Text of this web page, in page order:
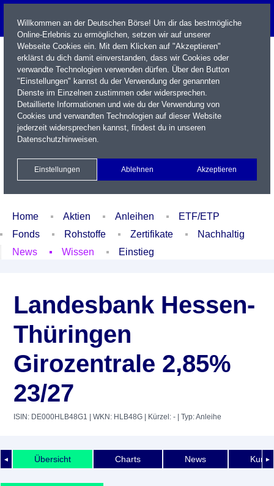
Name / WKN / ISIN / Kürzel
Xetra Realtime
Watchlist Portfolio Login
Home Aktien Anleihen
ETF/ETP
Fonds
Rohstoffe Zertifikate
Nachhaltig
News
Wissen Einstieg
Landesbank Hessen-
Thüringen
Girozentrale 2,85%
23/27
ISIN: DE000HLB48G1 | WKN: HLB48G | Kürzel: - | Typ: Anleihe
◄ ►
Übersicht Charts News
Willkommen an der Deutschen Börse! Um dir das bestmögliche
Online-Erlebnis zu ermöglichen, setzen wir auf unserer
Webseite Cookies ein. Mit dem Klicken auf "Akzeptieren"
erklärst du dich damit einverstanden, dass wir Cookies oder
verwandte Technologien verwenden dürfen. Über den Button
"Einstellungen" kannst du der Verwendung der genannten
Dienste im Einzelnen zustimmen oder widersprechen.
Detaillierte Informationen und wie du der Verwendung von
Cookies und verwandten Technologien auf dieser Website
jederzeit widersprechen kannst, findest du in unseren
Datenschutzhinweisen.
Einstellungen Ablehnen Akzeptieren